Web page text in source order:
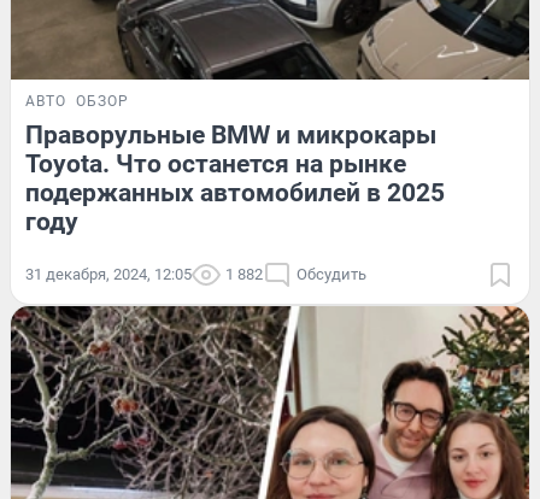
АВТО ОБЗОР
Праворульные BMW и микрокары
Toyota. Что останется на рынке
подержанных автомобилей в 2025
году
31 декабря, 2024, 12:05 1 882 Обсудить